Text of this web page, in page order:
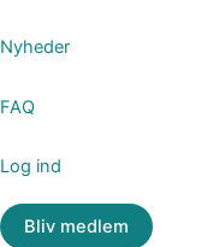
Nyheder
FAQ
Log ind
Bliv medlem